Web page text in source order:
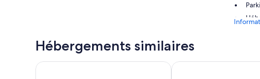
Wi-Fi à
Hébergements similaires
Comfort Hotel Finnsnes Furoy Hotel Apartments